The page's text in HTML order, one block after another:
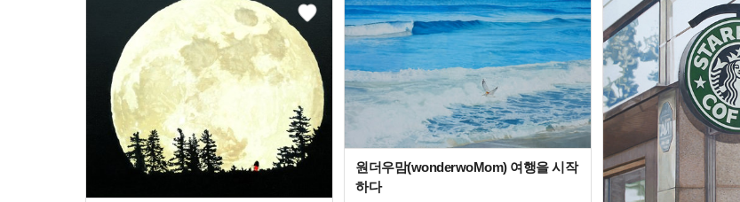
원더우맘(wonderwoMom) 여행을 시작
하다